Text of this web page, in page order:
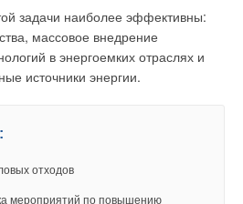
задачи наиболее эффективны:
массовое внедрение
в энергоемких отраслях и
источники энергии.
отходов
мероприятий по повышению
от места входа в
водовоздушной смеси
по внутренней поверхности
а внутри потока канализационных
эжектирующей способности
в канализационный стояк.
по нашему мнению, будет
входа канализационных стоков в